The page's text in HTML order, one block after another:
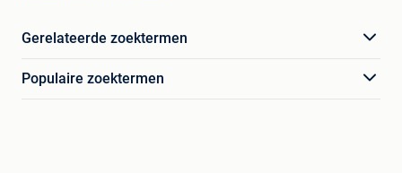
Gerelateerde zoektermen
Populaire zoektermen